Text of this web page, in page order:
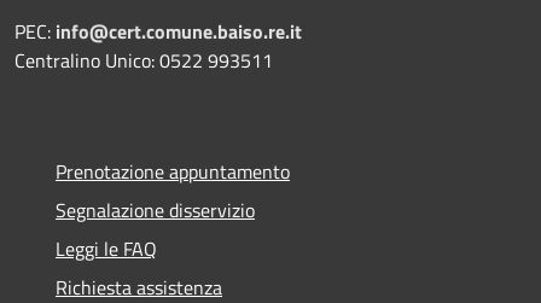
PEC: info@cert.comune.baiso.re.it
Centralino Unico: 0522 993511
Prenotazione appuntamento
Segnalazione disservizio
Leggi le FAQ
Richiesta assistenza